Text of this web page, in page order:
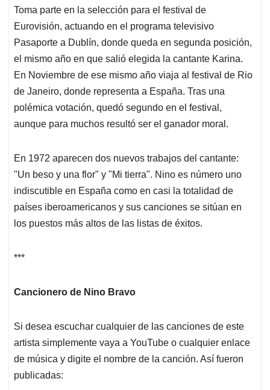
Toma parte en la selección para el festival de
Eurovisión, actuando en el programa televisivo
Pasaporte a Dublín, donde queda en segunda posición,
el mismo año en que salió elegida la cantante Karina.
En Noviembre de ese mismo año viaja al festival de Rio
de Janeiro, donde representa a España. Tras una
polémica votación, quedó segundo en el festival,
aunque para muchos resultó ser el ganador moral.
En 1972 aparecen dos nuevos trabajos del cantante:
"Un beso y una flor" y "Mi tierra". Nino es número uno
indiscutible en España como en casi la totalidad de
países iberoamericanos y sus canciones se sitúan en
los puestos más altos de las listas de éxitos.
***
Cancionero de Nino Bravo
Si desea escuchar cualquier de las canciones de este
artista simplemente vaya a YouTube o cualquier enlace
de música y digite el nombre de la canción. Así fueron
publicadas: